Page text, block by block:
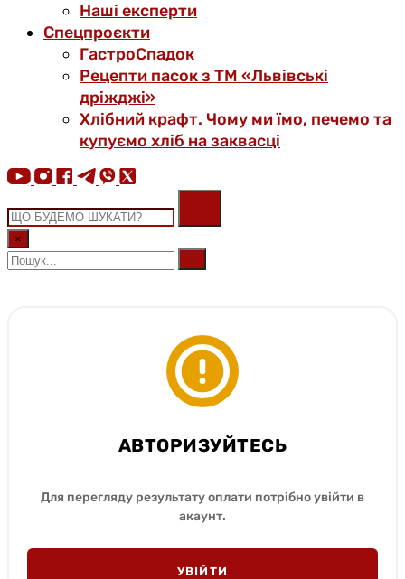
Наші експерти
Спецпроєкти
ГастроСпадок
Рецепти пасок з ТМ «Львівські
дріжджі»
Хлібний крафт. Чому ми їмо, печемо та
купуємо хліб на заквасці
×
АВТОРИЗУЙТЕСЬ
Для перегляду результату оплати потрібно увійти в
акаунт.
УВІЙТИ